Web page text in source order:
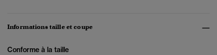
Informations taille et coupe
Conforme à la taille